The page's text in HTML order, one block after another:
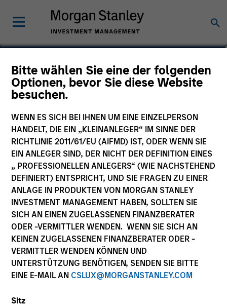
Bitte wählen Sie eine der folgenden
Optionen, bevor Sie diese Website
besuchen.
WENN ES SICH BEI IHNEN UM EINE EINZELPERSON
HANDELT, DIE EIN „KLEINANLEGER“ IM SINNE DER
RICHTLINIE 2011/61/EU (AIFMD) IST, ODER WENN SIE
EIN ANLEGER SIND, DER NICHT DER DEFINITION EINES
„ PROFESSIONELLEN ANLEGERS“ (WIE NACHSTEHEND
DEFINIERT) ENTSPRICHT, UND SIE FRAGEN ZU EINER
ANLAGE IN PRODUKTEN VON MORGAN STANLEY
INVESTMENT MANAGEMENT HABEN, SOLLTEN SIE
SICH AN EINEN ZUGELASSENEN FINANZBERATER
ODER -VERMITTLER WENDEN. WENN SIE SICH AN
KEINEN ZUGELASSENEN FINANZBERATER ODER -
VERMITTLER WENDEN KÖNNEN UND
UNTERSTÜTZUNG BENÖTIGEN, SENDEN SIE BITTE
EINE E-MAIL AN CSLUX@MORGANSTANLEY.COM
Sitz
Alberto Donzelli
Co-Head of Europe, Infrastructure
Partners